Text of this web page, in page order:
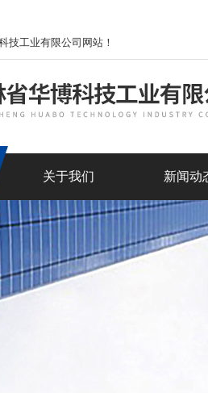
技工业有限公司网站！
关于我们 新闻动